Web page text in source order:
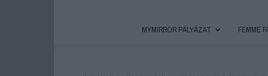
MYMIRROR PÁLYÁZAT FEMME